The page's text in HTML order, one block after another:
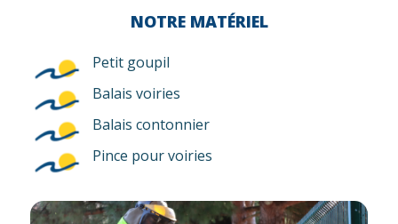
NOTRE MATÉRIEL
Petit goupil
Balais voiries
Balais contonnier
Pince pour voiries